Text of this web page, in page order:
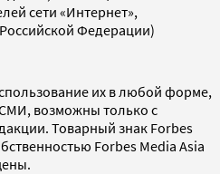
сети «Интернет»,
Федерации)
их в любой форме,
возможны только с
Товарный знак Forbes
Forbes Media Asia